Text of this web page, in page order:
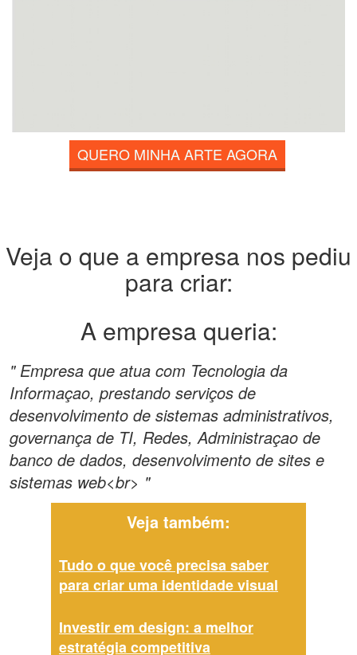
QUERO MINHA ARTE AGORA
Veja o que a empresa nos pediu
para criar:
A empresa queria:
" Empresa que atua com Tecnologia da
Informaçao, prestando serviços de
desenvolvimento de sistemas administrativos,
governança de TI, Redes, Administraçao de
banco de dados, desenvolvimento de sites e
sistemas web<br> "
Veja também:
Tudo o que você precisa saber
para criar uma identidade visual
Investir em design: a melhor
estratégia competitiva